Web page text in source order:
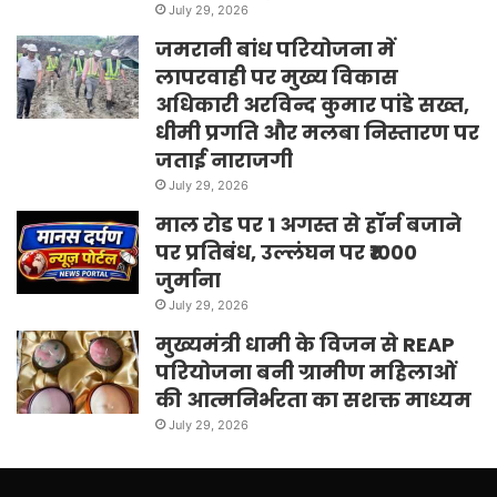
July 29, 2026
जमरानी बांध परियोजना में
लापरवाही पर मुख्य विकास
अधिकारी अरविन्द कुमार पांडे सख्त,
धीमी प्रगति और मलबा निस्तारण पर
जताई नाराजगी
July 29, 2026
माल रोड पर 1 अगस्त से हॉर्न बजाने
पर प्रतिबंध, उल्लंघन पर ₹1000
जुर्माना
July 29, 2026
मुख्यमंत्री धामी के विजन से REAP
परियोजना बनी ग्रामीण महिलाओं
की आत्मनिर्भरता का सशक्त माध्यम
July 29, 2026